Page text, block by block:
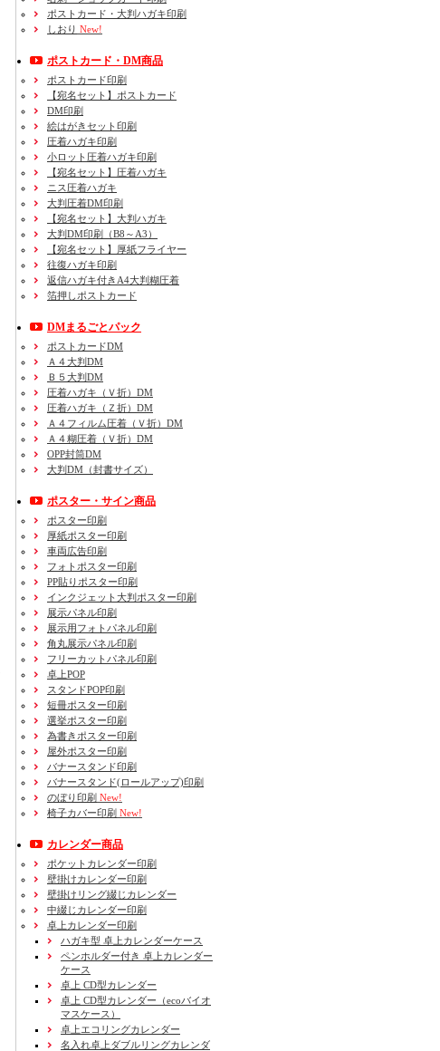
ポストカード・大判ハガキ印刷
しおり New!
ポストカード・DM商品
ポストカード印刷
【宛名セット】ポストカード
DM印刷
絵はがきセット印刷
圧着ハガキ印刷
小ロット圧着ハガキ印刷
【宛名セット】圧着ハガキ
ニス圧着ハガキ
大判圧着DM印刷
【宛名セット】大判ハガキ
大判DM印刷（B8～A3）
【宛名セット】厚紙フライヤー
往復ハガキ印刷
返信ハガキ付きA4大判糊圧着
箔押しポストカード
DMまるごとパック
ポストカードDM
Ａ４大判DM
Ｂ５大判DM
圧着ハガキ（Ｖ折）DM
圧着ハガキ（Ｚ折）DM
Ａ４フィルム圧着（Ｖ折）DM
Ａ４糊圧着（Ｖ折）DM
OPP封筒DM
大判DM（封書サイズ）
ポスター・サイン商品
ポスター印刷
厚紙ポスター印刷
車両広告印刷
フォトポスター印刷
PP貼りポスター印刷
インクジェット大判ポスター印刷
展示パネル印刷
展示用フォトパネル印刷
角丸展示パネル印刷
フリーカットパネル印刷
卓上POP
スタンドPOP印刷
短冊ポスター印刷
選挙ポスター印刷
為書きポスター印刷
屋外ポスター印刷
バナースタンド印刷
バナースタンド(ロールアップ)印刷
のぼり印刷 New!
椅子カバー印刷 New!
カレンダー商品
ポケットカレンダー印刷
壁掛けカレンダー印刷
壁掛けリング綴じカレンダー
中綴じカレンダー印刷
卓上カレンダー印刷
ハガキ型 卓上カレンダーケース
ペンホルダー付き 卓上カレンダー
ケース
卓上 CD型カレンダー
卓上 CD型カレンダー（ecoバイオ
マスケース）
卓上エコリングカレンダー
名入れ卓上ダブルリングカレンダ